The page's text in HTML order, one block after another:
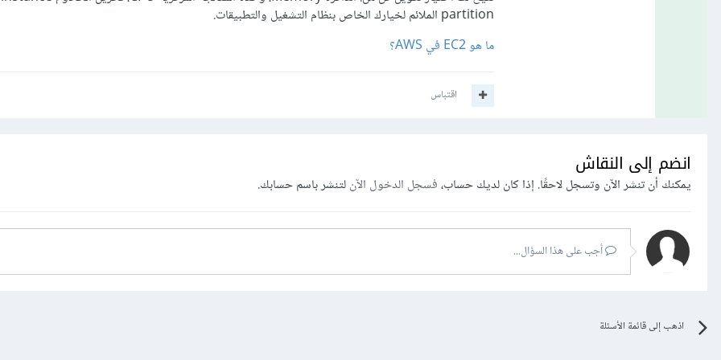
partition الملائم لخيارك الخاص بنظام التشغيل والتطبيقات.
ما هو EC2 في AWS؟
اقتباس
انضم إلى النقاش
يمكنك أن تنشر الآن وتسجل لاحقًا. إذا كان لديك حساب،فسجل الدخول الآنلتنشر باسم حسابك.
أجب على هذا السؤال...
اذهب إلى قائمة الأسئلة